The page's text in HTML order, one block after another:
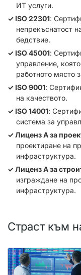
ИТ услуги.
ISO 22301:
непрекъснатост
бедствие.
ISO 45001:
управление,
работното място
ISO 9001:
на качеството.
ISO 14001:
система за
Лиценз А за
проектиране на
инфраструктура.
Лиценз А за
изграждане на
инфраструктура.
Страст към